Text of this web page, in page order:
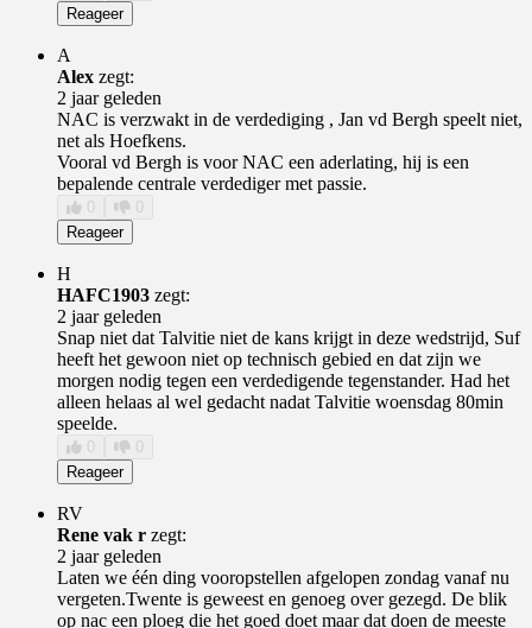
Reageer
A
Alex zegt:
2 jaar geleden
NAC is verzwakt in de verdediging , Jan vd Bergh speelt niet,
net als Hoefkens.
Vooral vd Bergh is voor NAC een aderlating, hij is een
bepalende centrale verdediger met passie.
0
0
Reageer
H
HAFC1903 zegt:
2 jaar geleden
Snap niet dat Talvitie niet de kans krijgt in deze wedstrijd, Suf
heeft het gewoon niet op technisch gebied en dat zijn we
morgen nodig tegen een verdedigende tegenstander. Had het
alleen helaas al wel gedacht nadat Talvitie woensdag 80min
speelde.
0
0
Reageer
RV
Rene vak r zegt:
2 jaar geleden
Laten we één ding vooropstellen afgelopen zondag vanaf nu
vergeten.Twente is geweest en genoeg over gezegd. De blik
op nac een ploeg die het goed doet maar dat doen de meeste